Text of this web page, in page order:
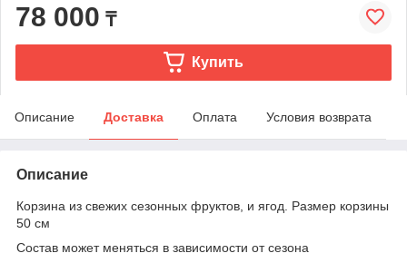
78 000 ₸
Купить
Описание Доставка Оплата Условия возврата
Описание
Корзина из свежих сезонных фруктов, и ягод. Размер корзины
50 см
Состав может меняться в зависимости от сезона